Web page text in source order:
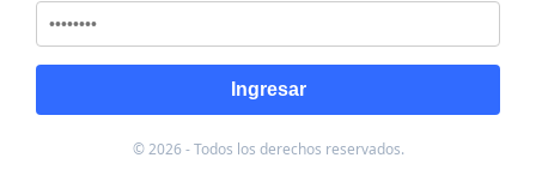
Ingresar
© 2026 - Todos los derechos reservados.